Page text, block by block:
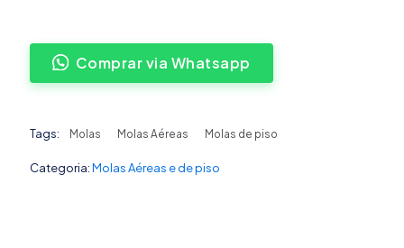
Comprar via Whatsapp
Tags: Molas Molas Aéreas Molas de piso
Categoria:Molas Aéreas e de piso